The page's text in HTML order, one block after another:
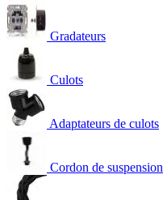
Gradateurs
Culots
Adaptateurs de culots
Cordon de suspension